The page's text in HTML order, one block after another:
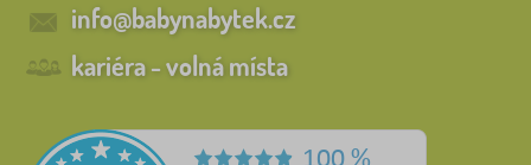
info@babynabytek.cz
kariéra - volná místa